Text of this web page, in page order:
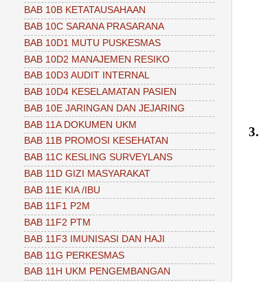
3.
BAB 10B KETATAUSAHAAN
BAB 10C SARANA PRASARANA
BAB 10D1 MUTU PUSKESMAS
BAB 10D2 MANAJEMEN RESIKO
BAB 10D3 AUDIT INTERNAL
BAB 10D4 KESELAMATAN PASIEN
BAB 10E JARINGAN DAN JEJARING
BAB 11A DOKUMEN UKM
BAB 11B PROMOSI KESEHATAN
BAB 11C KESLING SURVEYLANS
BAB 11D GIZI MASYARAKAT
BAB 11E KIA /IBU
BAB 11F1 P2M
BAB 11F2 PTM
BAB 11F3 IMUNISASI DAN HAJI
BAB 11G PERKESMAS
BAB 11H UKM PENGEMBANGAN